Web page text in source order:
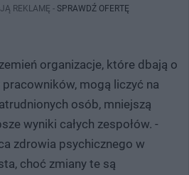
REKLAMĘ - SPRAWDŹ OFERTĘ
organizacje, które dbają o
mogą liczyć na
osób, mniejszą
wyniki całych zespołów. -
zdrowia psychicznego w
choć zmiany te są